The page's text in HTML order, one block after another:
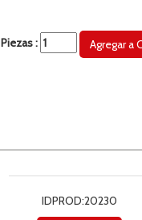
Piezas :
IDPROD:20230